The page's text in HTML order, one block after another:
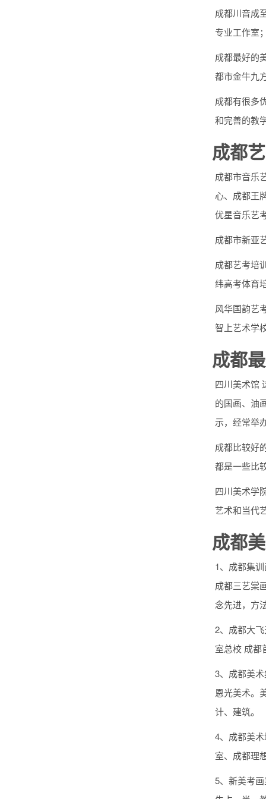
成都川音成
专业工作室
成都最好的
都市金牛九
成都有很多
和完善的教
成都
成都市音乐
心、成都王
优星音乐艺
成都市新亚
成都艺考培
纬高考体育
风华国韵艺
智上艺术学
成都
四川美术馆
的国画、油
示，经常举
成都比较好
都是一些比
四川美术学
艺术和当代
成都
1、成都集
成都三艺棠
念先进，方
2、成都大
室总校 成都
3、成都美
恩光美术。
计、建筑。
4、成都美
室、成都理
5、新美考